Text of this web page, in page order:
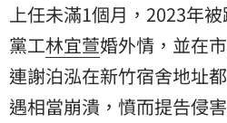
上任未滿1個月，2023年
黨工林宜萱婚外情，並在
連謝泊泓在新竹宿舍地址
遇相當崩潰，憤而提告侵